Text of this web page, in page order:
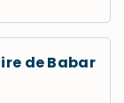
de Babar